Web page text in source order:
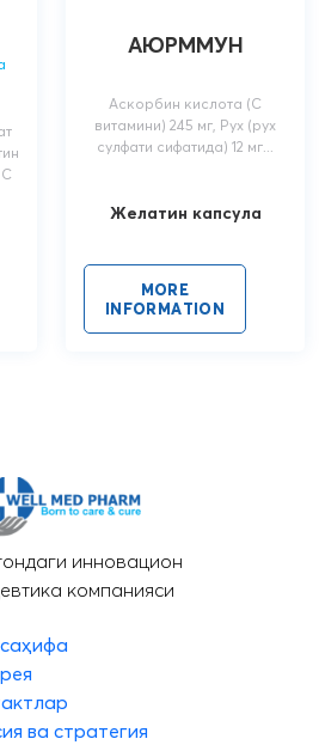
АЮРММУН
Аскорбин кислота (С
витамини) 245 мг, Рух (рух
сулфати сифатида) 12 мг...
Желатин капсула
MORE
INFORMATION
инновацион
компанияси
ва стратегия